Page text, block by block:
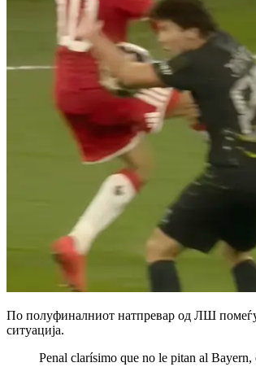
По полуфиналниот натпревар од ЛШ
ситуација.
Penal clarísimo que no le pitan al Bayern,